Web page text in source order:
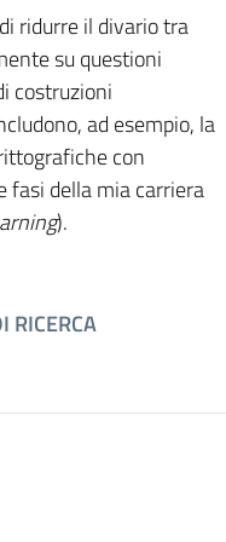
ridurre il divario tra
su questioni
costruzioni
ad esempio, la
con
fasi della mia carriera
).
RICERCA